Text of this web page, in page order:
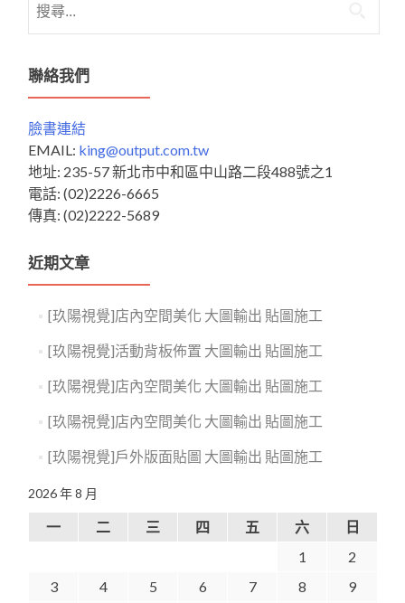
尋
鍵
字:
聯絡我們
臉書連結
EMAIL: king@output.com.tw
地址: 235-57 新北市中和區中山路二段488號之1
電話: (02)2226-6665
傳真: (02)2222-5689
近期文章
[玖陽視覺]店內空間美化 大圖輸出 貼圖施工
[玖陽視覺]活動背板佈置 大圖輸出 貼圖施工
[玖陽視覺]店內空間美化 大圖輸出 貼圖施工
[玖陽視覺]店內空間美化 大圖輸出 貼圖施工
[玖陽視覺]戶外版面貼圖 大圖輸出 貼圖施工
2026 年 8 月
一 二 三 四 五 六
日
1
2
3
4 5 6 7 8
9